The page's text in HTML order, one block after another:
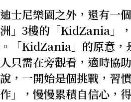
士尼樂園之外，還有一
」3樓的「KidZania」
「KidZania」的原意，
只需在旁觀看，適時協
，一開始是個挑戰，習
」，慢慢累積自信心，